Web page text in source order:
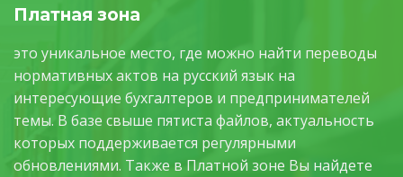
Платная зона
это уникальное место, где можно найти переводы
нормативных актов на русский язык на
интересующие бухгалтеров и предпринимателей
темы. В базе свыше пятиста файлов, актуальность
которых поддерживается регулярными
обновлениями. Также в Платной зоне Вы найдете